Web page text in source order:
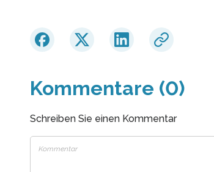
Kommentare (0)
Schreiben Sie einen Kommentar